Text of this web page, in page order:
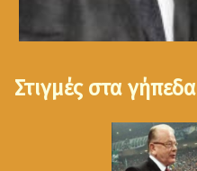
Στιγμές στα γήπεδα